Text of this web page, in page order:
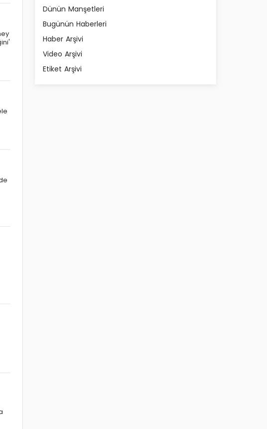
Dünün Manşetleri
Bugünün Haberleri
Haber Arşivi
Video Arşivi
Etiket Arşivi